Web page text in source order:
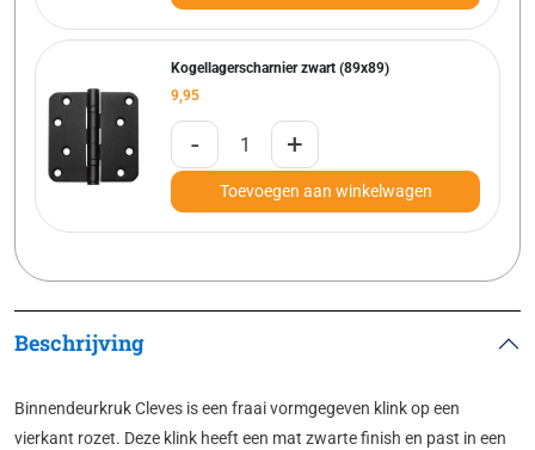
Kogellagerscharnier zwart (89x89)
9,95
- +
Toevoegen aan winkelwagen
Beschrijving
Binnendeurkruk Cleves is een fraai vormgegeven klink op een
vierkant rozet. Deze klink heeft een mat zwarte finish en past in een